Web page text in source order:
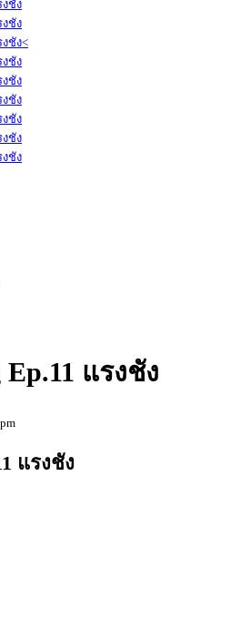
งชัง
งชัง
งชัง<
งชัง
งชัง
งชัง
งชัง
งชัง
งชัง
Ep.11 แรงชัง
แรงชัง